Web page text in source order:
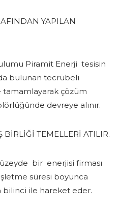
YAPILAN
Piramit Enerji tesisin
bulunan tecrübeli
çözüm
devreye alınır.
BİRLİĞİ TEMELLERİ ATILIR.
bir enerjisi firması
süresi boyunca
bilinci ile hareket eder.